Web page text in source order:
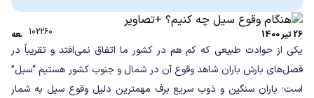
102260 26 تیر 1400 جامعه
یکی از حوادث طبیعی که کم هم در کشور ما اتفاق نمی‌افتد و تقریباً در
فصل‌های بارش باران شاهد وقوع آن در شمال و جنوب کشور هستیم “سیل”
است؛ باران سنگین و ذوب سریع برف مهمترین دلیل وقوع سیل به شمار